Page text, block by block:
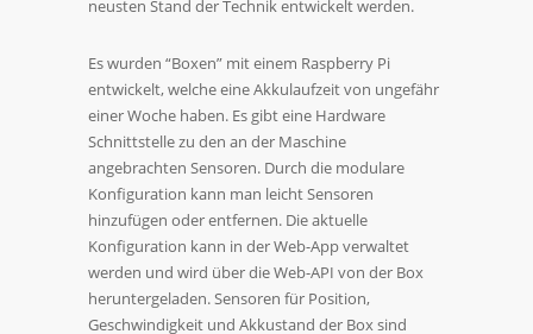
neusten Stand der Technik entwickelt werden.
Es wurden “Boxen” mit einem Raspberry Pi
entwickelt, welche eine Akkulaufzeit von ungefähr
einer Woche haben. Es gibt eine Hardware
Schnittstelle zu den an der Maschine
angebrachten Sensoren. Durch die modulare
Konfiguration kann man leicht Sensoren
hinzufügen oder entfernen. Die aktuelle
Konfiguration kann in der Web-App verwaltet
werden und wird über die Web-API von der Box
heruntergeladen. Sensoren für Position,
Geschwindigkeit und Akkustand der Box sind